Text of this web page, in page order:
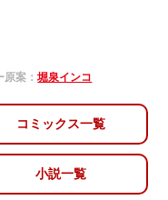
原案：堀泉インコ
コミックス一覧
小説一覧